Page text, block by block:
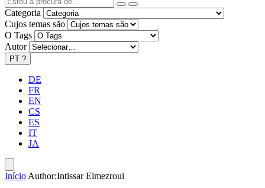
Categoria
Cujos temas são
O Tags
Autor
PT ?
DE
FR
EN
CS
ES
IT
JA
Início Author:Intissar Elmezroui